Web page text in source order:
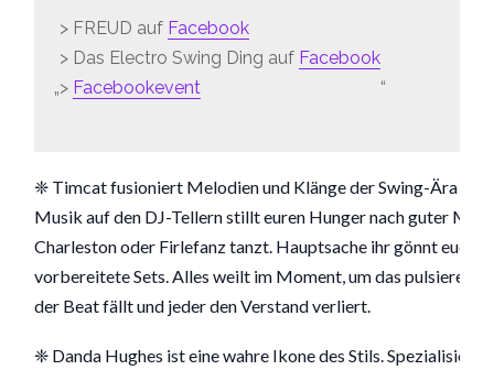
> FREUD auf Facebook
> Das Electro Swing Ding auf Facebook
> Facebookevent
❈ Timcat fusioniert Melodien und Klänge der Swing-Ära mit
Musik auf den DJ-Tellern stillt euren Hunger nach guter
Charleston oder Firlefanz tanzt. Hauptsache ihr gönnt euch.
vorbereitete Sets. Alles weilt im Moment, um das
der Beat fällt und jeder den Verstand verliert.
❈ Danda Hughes ist eine wahre Ikone des Stils. Spezialisiert